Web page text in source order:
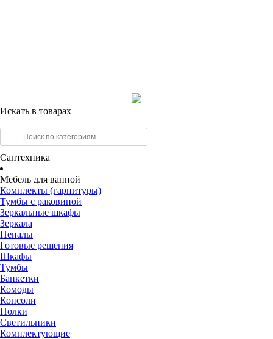
Искать в товарах
Сантехника
Мебель для ванной
Комплекты (гарнитуры)
Тумбы с раковиной
Зеркальные шкафы
Зеркала
Пеналы
Готовые решения
Шкафы
Тумбы
Банкетки
Комоды
Консоли
Полки
Светильники
Комплектующие